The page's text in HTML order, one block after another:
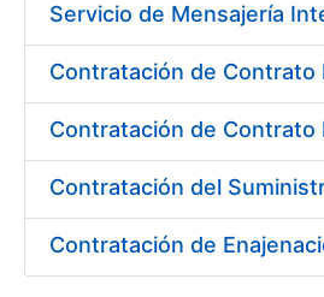
Servicio de Mensajería